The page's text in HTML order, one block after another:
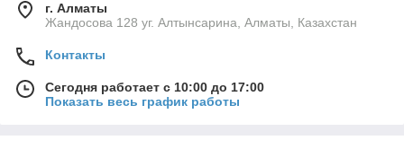
г. Алматы
Жандосова 128 уг. Алтынсарина, Алматы, Казахстан
Контакты
Сегодня работает с 10:00 до 17:00
Показать весь график работы